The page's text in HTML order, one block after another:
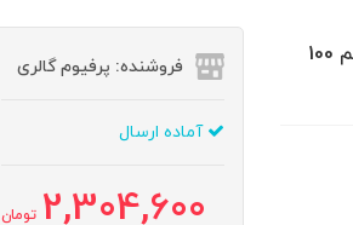
ادو پرفیوم زنانه جانوین مدل ویکتوریا سکرت بامب شل حجم 100
فروشنده: پرفیوم گالری
آماده ارسال
2,304,600 تومان